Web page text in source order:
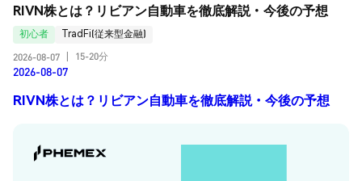
RIVN株とは？リビアン自動車を徹底解説・今後の予想
初心者
TradFi(従来型金融)
2026-08-07
15-20分
2026-08-07
RIVN株とは？リビアン自動車を徹底解説・今後の予想